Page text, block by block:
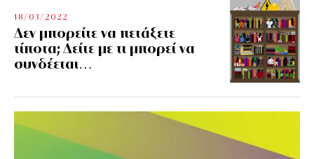
18/03/2022
Δεν μπορείτε να πετάξετε
τίποτα; Δείτε με τι μπορεί να
συνδέεται…